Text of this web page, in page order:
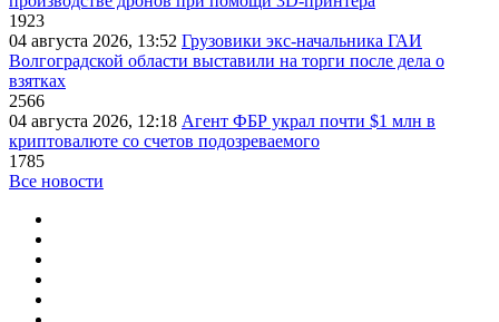
1923
04 августа 2026, 13:52 Грузовики экс-начальника ГАИ
Волгоградской области выставили на торги после дела о
взятках
2566
04 августа 2026, 12:18 Агент ФБР украл почти $1 млн в
криптовалюте со счетов подозреваемого
1785
Все новости